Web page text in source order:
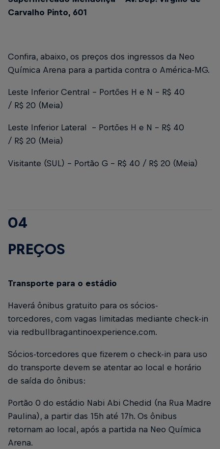
Carvalho Pinto, 601
Confira, abaixo, os preços dos ingressos da Neo
Química Arena para a partida contra o América-MG.
Leste Inferior Central - Portões H e N – R$ 40
/ R$ 20 (Meia)
Leste Inferior Lateral - Portões H e N – R$ 40
/ R$ 20 (Meia)
Visitante (SUL) - Portão G – R$ 40 / R$ 20 (Meia)
04
PREÇOS
Transporte para o estádio
Haverá ônibus gratuito para os sócios-
torcedores, com vagas limitadas mediante check-in
via redbullbragantinoexperience.com.
Sócios-torcedores que fizerem o check-in para uso
do transporte devem se atentar ao local e horário
de saída do ônibus:
Portão 0 do estádio Nabi Abi Chedid (na Rua Madre
Paulina), a partir das 15h até 17h. Os ônibus
retornam ao local, após a partida na Neo Química
Arena.